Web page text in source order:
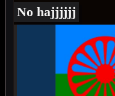
No hajjjjjj